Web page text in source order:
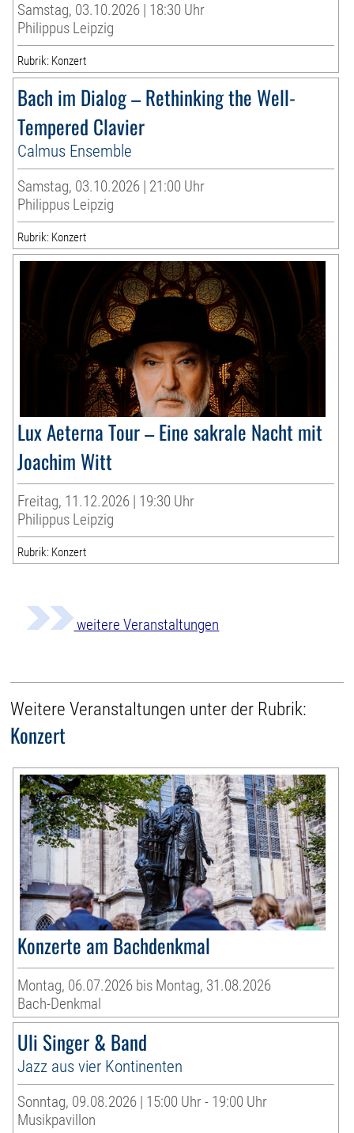
Samstag, 03.10.2026 | 18:30 Uhr
Philippus Leipzig
Rubrik: Konzert
Bach im Dialog – Rethinking the Well-
Tempered Clavier
Calmus Ensemble
Samstag, 03.10.2026 | 21:00 Uhr
Philippus Leipzig
Rubrik: Konzert
Lux Aeterna Tour – Eine sakrale Nacht mit
Joachim Witt
Freitag, 11.12.2026 | 19:30 Uhr
Philippus Leipzig
Rubrik: Konzert
weitere Veranstaltungen
Weitere Veranstaltungen unter der Rubrik:
Konzert
Konzerte am Bachdenkmal
Montag, 06.07.2026 bis Montag, 31.08.2026
Bach-Denkmal
Uli Singer & Band
Jazz aus vier Kontinenten
Sonntag, 09.08.2026 | 15:00 Uhr - 19:00 Uhr
Musikpavillon